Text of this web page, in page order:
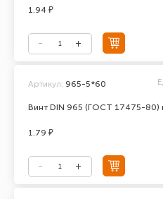
1.94 ₽
Винт DIN 965 (ГОСТ 17475-80)
Артикул: 965-5*60
1.79 ₽